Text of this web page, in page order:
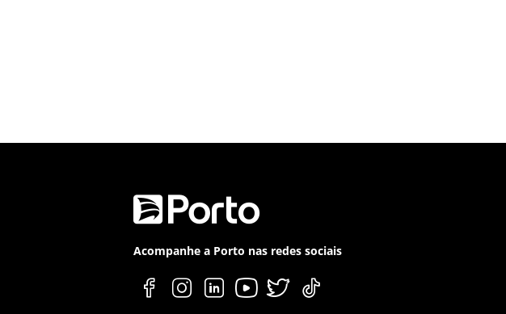
Acompanhe a Porto nas redes sociais